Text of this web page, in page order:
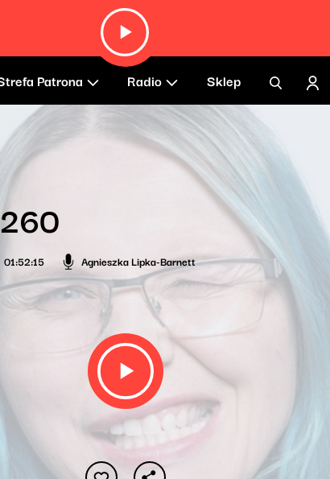
Patrona Radio Sklep
01:52:15 Agnieszka Lipka-Barnett